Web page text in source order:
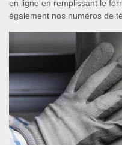
en ligne en remplissant le
également nos numéros de